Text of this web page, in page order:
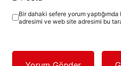
Bir dahaki sefere yorum
adresimi ve web site adresimi bu